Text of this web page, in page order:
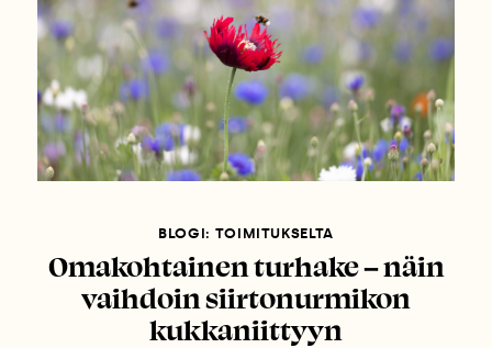
BLOGI: TOIMITUKSELTA
Omakohtainen turhake – näin
vaihdoin siirtonurmikon
kukkaniittyyn